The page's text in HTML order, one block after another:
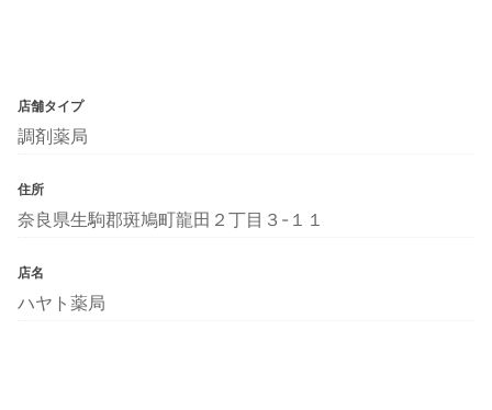
店舗タイプ
調剤薬局
住所
奈良県生駒郡斑鳩町龍田２丁目３-１１
店名
ハヤト薬局